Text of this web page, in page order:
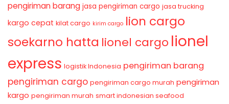
pengiriman barang jasa pengiriman cargo jasa trucking
kargo cepat kilat cargo kirim cargo lion cargo
soekarno hatta lionel cargo lionel
express logistik Indonesia pengiriman barang
pengiriman cargo pengiriman cargo murah pengiriman
kargo pengiriman murah smart indonesian seafood